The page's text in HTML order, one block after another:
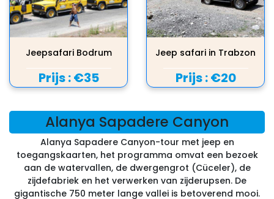
Jeepsafari Bodrum
Prijs :€35
Jeep safari in Trabzon
Prijs :€20
Alanya Sapadere Canyon
Alanya Sapadere Canyon-tour met jeep en
toegangskaarten, het programma omvat een bezoek
aan de watervallen, de dwergengrot (Cüceler), de
zijdefabriek en het verwerken van zijderupsen. De
gigantische 750 meter lange vallei is betoverend mooi.